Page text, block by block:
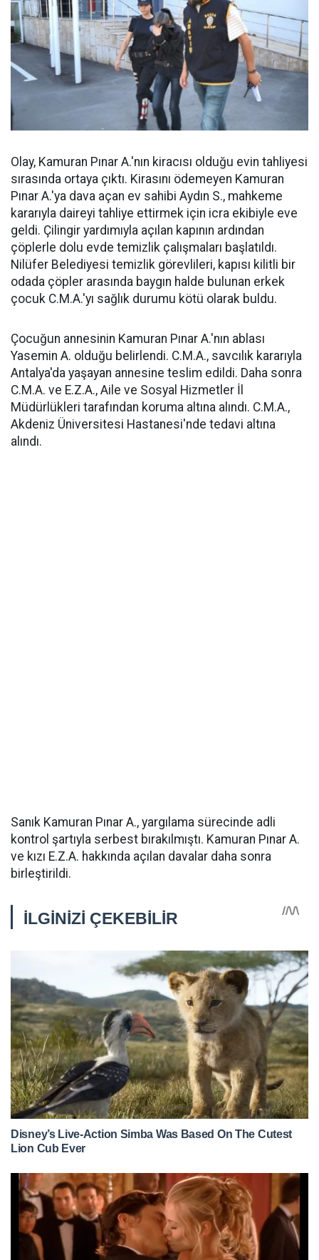
Olay, Kamuran Pınar A.'nın kiracısı olduğu evin tahliyesi
sırasında ortaya çıktı. Kirasını ödemeyen Kamuran
Pınar A.'ya dava açan ev sahibi Aydın S., mahkeme
kararıyla daireyi tahliye ettirmek için icra ekibiyle eve
geldi. Çilingir yardımıyla açılan kapının ardından
çöplerle dolu evde temizlik çalışmaları başlatıldı.
Nilüfer Belediyesi temizlik görevlileri, kapısı kilitli bir
odada çöpler arasında baygın halde bulunan erkek
çocuk C.M.A.'yı sağlık durumu kötü olarak buldu.
Çocuğun annesinin Kamuran Pınar A.'nın ablası
Yasemin A. olduğu belirlendi. C.M.A., savcılık kararıyla
Antalya'da yaşayan annesine teslim edildi. Daha sonra
C.M.A. ve E.Z.A., Aile ve Sosyal Hizmetler İl
Müdürlükleri tarafından koruma altına alındı. C.M.A.,
Akdeniz Üniversitesi Hastanesi'nde tedavi altına
alındı.
Sanık Kamuran Pınar A., yargılama sürecinde adli
kontrol şartıyla serbest bırakılmıştı. Kamuran Pınar A.
ve kızı E.Z.A. hakkında açılan davalar daha sonra
birleştirildi.